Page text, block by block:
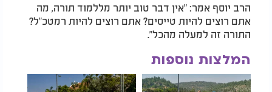
הרב יוסף אמר: "אין דבר טוב יותר מללמוד תורה, מה
אתם רוצים להיות טייסים? אתם רוצים להיות רמטכ"ל?
התורה זה למעלה מהכל".
המלצות נוספות